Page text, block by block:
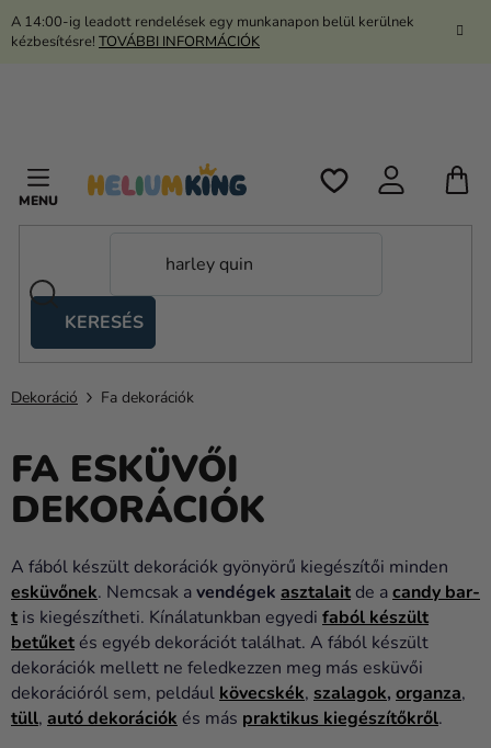
Ugrás
A 14:00-ig leadott rendelések egy munkanapon belül kerülnek
kézbesítésre! TOVÁBBI INFORMÁCIÓK
KERESÉS
sátrak
Kanekalon
Hélium
és
Lufik
Party
Dekoráció
és
kiegészítők
Jelmezek
Dekoráció Fa dekorációk
FA ESKÜVŐI
DEKORÁCIÓK
A fából készült dekorációk gyönyörű kiegészítői minden
esküvőnek. Nemcsak avendégek asztalait de acandy bar-
t is kiegészítheti. Kínálatunkban egyedi faból készült
betűket és egyéb dekorációt találhat. A fából készült
dekorációk mellett ne feledkezzen meg más esküvői
dekorációról sem, peldául kövecskék, szalagok, organza,
tüll, autó dekorációk és más praktikus kiegészítőkről.